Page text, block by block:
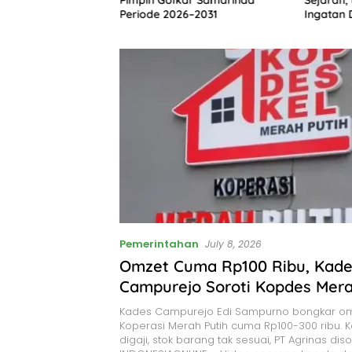
Periode 2026–2031
Ingatan
Pemerintahan July 8, 2026
Omzet Cuma Rp100 Ribu,
Campurejo Soroti Kopdes
Kades Campurejo Edi Sampurno bongkar
Koperasi Merah Putih cuma Rp100-300 ribu.
digaji, stok barang tak sesuai, PT Agrinas